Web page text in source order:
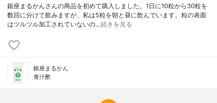
銀座まるかんさんの商品を初めて購入しました。1日に10粒から30粒を
数回に分けて飲みますが、私は5粒を朝と昼に飲んでいます。粒の表面
はツルツル加工されていないの…続きを見る
銀座まるかん
青汁酢